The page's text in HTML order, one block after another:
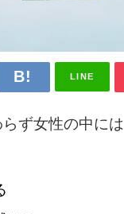
LINE
ず女性の中には